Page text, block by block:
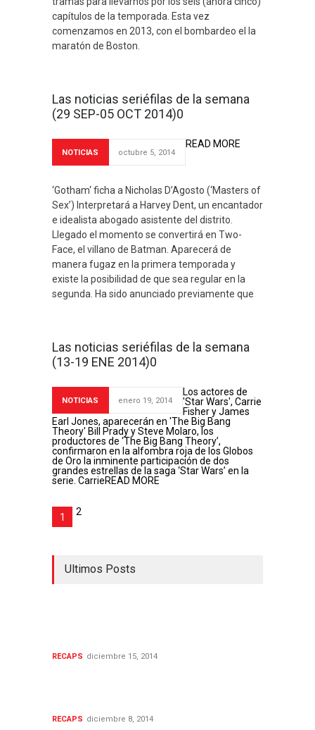
capítulos de la temporada. Esta vez
comenzamos en 2013, con el bombardeo el la
maratón de Boston.
Las noticias seriéfilas de la semana
(29 SEP-05 OCT 2014)0
NOTICIAS octubre 5, 2014
‘Gotham‘ ficha a Nicholas D’Agosto (‘Masters of
Sex’) Interpretará a Harvey Dent, un encantador
e idealista abogado asistente del distrito.
Llegado el momento se convertirá en Two-
Face, el villano de Batman. Aparecerá de
manera fugaz en la primera temporada y
existe la posibilidad de que sea regular en la
segunda. Ha sido anunciado previamente que
READ MORE
Las noticias seriéfilas de la semana
(13-19 ENE 2014)0
NOTICIAS enero 19, 2014
Los actores de
'Star Wars', Carrie
Fisher y James
Earl Jones, aparecerán en 'The Big Bang
Theory' Bill Prady y Steve Molaro, los
productores de ‘The Big Bang Theory’,
confirmaron en la alfombra roja de los Globos
de Oro la inminente participación de dos
grandes estrellas de la saga ‘Star Wars’ en la
serie. CarrieREAD MORE
1 2
Ultimos Posts
RECAPS diciembre 15, 2014
RECAPS diciembre 8, 2014